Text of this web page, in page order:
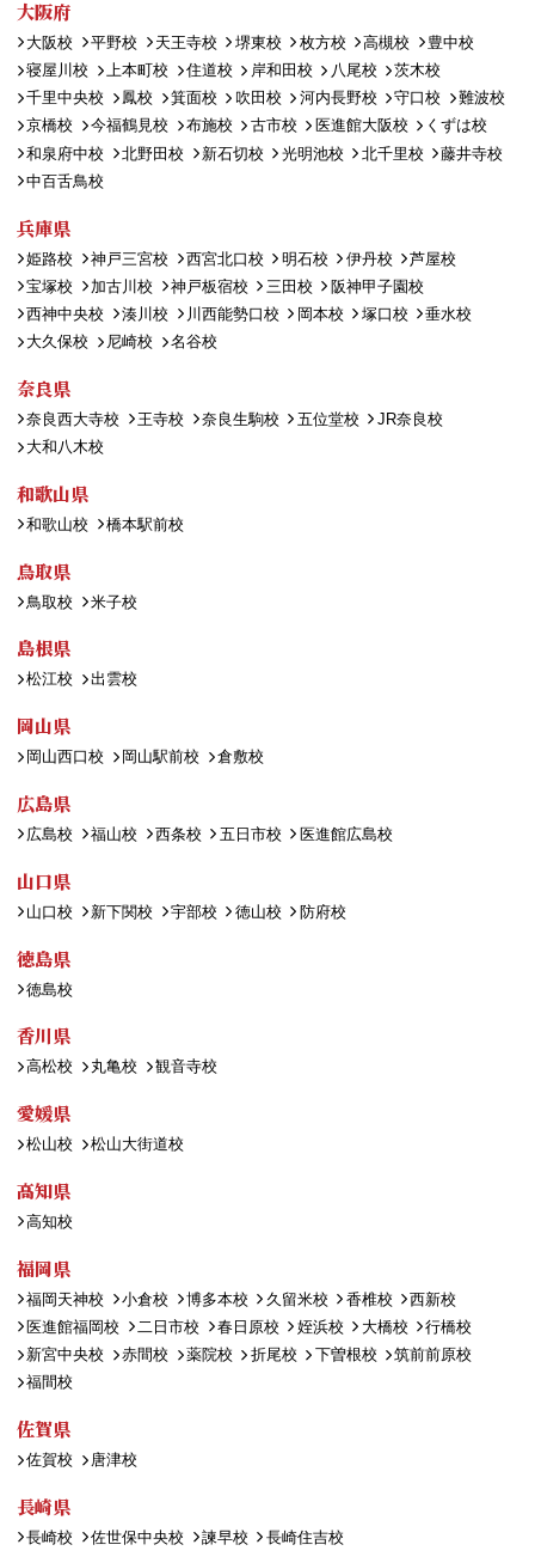
大阪府
大阪校 平野校 天王寺校 堺東校 枚方校 高槻校
豊中校
寝屋川校
上本町校 住道校 岸和田校 八尾校
茨木校
千里中央校
鳳校 箕面校 吹田校 河内長野校 守口校
難波校
京橋校
今福鶴見校 布施校 古市校 医進館大阪校
くずは校
和泉府中校
北野田校 新石切校 光明池校 北千里校
藤井寺校
中百舌鳥校
兵庫県
姫路校 神戸三宮校 西宮北口校 明石校 伊丹校
芦屋校
宝塚校
加古川校 神戸板宿校 三田校
阪神甲子園校
西神中央校
湊川校 川西能勢口校 岡本校 塚口校
垂水校
大久保校
尼崎校 名谷校
奈良県
奈良西大寺校 王寺校 奈良生駒校 五位堂校
JR奈良校
大和八木校
和歌山県
和歌山校 橋本駅前校
鳥取県
鳥取校 米子校
島根県
松江校 出雲校
岡山県
岡山西口校 岡山駅前校 倉敷校
広島県
広島校 福山校 西条校 五日市校 医進館広島校
山口県
山口校 新下関校 宇部校 徳山校 防府校
徳島県
徳島校
香川県
高松校 丸亀校 観音寺校
愛媛県
松山校 松山大街道校
高知県
高知校
福岡県
福岡天神校 小倉校 博多本校 久留米校 香椎校
西新校
医進館福岡校
二日市校 春日原校 姪浜校 大橋校
行橋校
新宮中央校
赤間校 薬院校 折尾校 下曽根校
筑前前原校
福間校
佐賀県
佐賀校 唐津校
長崎県
長崎校 佐世保中央校 諫早校 長崎住吉校